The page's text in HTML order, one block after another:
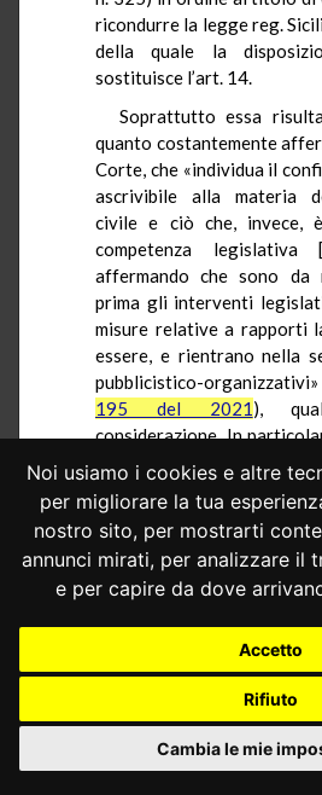
Noi usiamo i cookies e altre
per migliorare la tua
nostro sito, per mostrarti
annunci mirati, per analizzare il
e per capire da dove
Accetto
Rifiuto
Cambia le mie
ricondurre la legge reg.
della quale la
sostituisce l’art. 14.
Soprattutto essa
quanto costantemente
Corte, che «individua il
ascrivibile alla materia
civile e ciò che, invece,
competenza legislativa
affermando che sono da
prima gli interventi
misure relative a rapporti
essere, e rientrano nella
pubblicistico-
195 del 2021),
considerazione. In
rilievo al fatto che la
destinata a spiegare la
ordine alle modalità di
nella fase anteriore alla
incidendo direttamente sul
dell’amministrazione
n. 241 del 2018en.
giurisprudenza
riferita all’ordinamento
materia dell’ordinamento